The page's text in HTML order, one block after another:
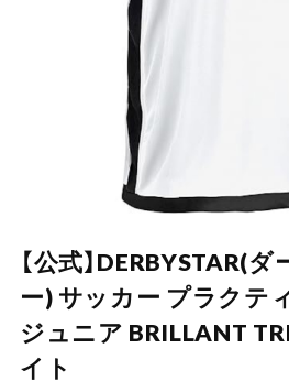
【公式】DERBYSTAR(
ー) サッカー プラクテ
ジュニア BRILLANT
イト